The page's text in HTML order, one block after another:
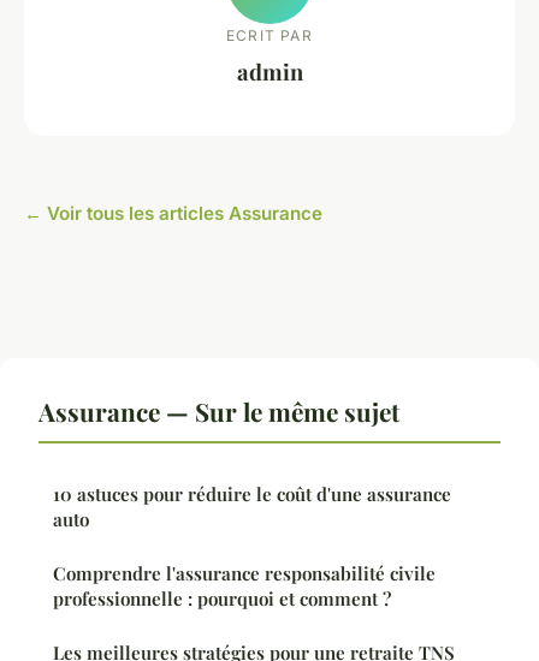
ECRIT PAR
admin
← Voir tous les articles Assurance
Assurance — Sur le même sujet
10 astuces pour réduire le coût d'une assurance
auto
Comprendre l'assurance responsabilité civile
professionnelle : pourquoi et comment ?
Les meilleures stratégies pour une retraite TNS